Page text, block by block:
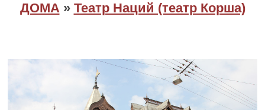
ДОМА » Театр Наций (театр Корша)